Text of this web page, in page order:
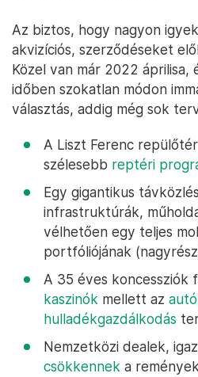
Az biztos, hogy nagyon
akvizíciós, szerződéseket
Közel van már 2022 áprilisa,
időben szokatlan módon
választás, addig még sok
A Liszt Ferenc
szélesebb reptéri
Egy gigantikus
infrastruktúrák,
vélhetően egy teljes
portfóliójának
A 35 éves koncessziók
kaszinók mellett az
hulladékgazdálkodás
Nemzetközi dealek,
csökkennek a